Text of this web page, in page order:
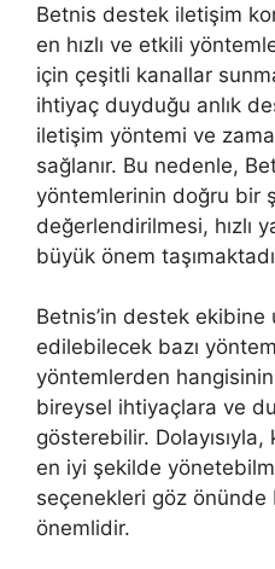
Betnis destek iletişim
en hızlı ve etkili
için çeşitli kanallar
ihtiyaç duyduğu anlık
iletişim yöntemi ve
sağlanır. Bu nedenle,
yöntemlerinin doğru bir
değerlendirilmesi, hızlı
büyük önem
Betnis’in destek
edilebilecek bazı
yöntemlerden
bireysel ihtiyaçlara ve
gösterebilir. Dolayısıyla,
en iyi şekilde
seçenekleri göz önünde
önemlidir.